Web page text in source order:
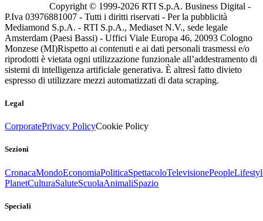
Copyright © 1999-2026 RTI S.p.A. Business Digital -
P.Iva 03976881007 - Tutti i diritti riservati - Per la pubblicità
Mediamond S.p.A. - RTI S.p.A., Mediaset N.V., sede legale
Amsterdam (Paesi Bassi) - Uffici Viale Europa 46, 20093 Cologno
Monzese (MI)Rispetto ai contenuti e ai dati personali trasmessi e/o
riprodotti è vietata ogni utilizzazione funzionale all’addestramento di
sistemi di intelligenza artificiale generativa. È altresì fatto divieto
espresso di utilizzare mezzi automatizzati di data scraping.
Legal
CorporatePrivacy PolicyCookie Policy
Sezioni
CronacaMondoEconomiaPoliticaSpettacoloTelevisionePeople
PlanetCulturaSaluteScuolaAnimaliSpazio
Speciali